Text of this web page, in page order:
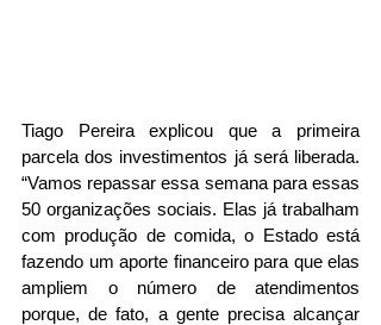
Tiago Pereira explicou que a primeira
parcela dos investimentos já será liberada.
“Vamos repassar essa semana para essas
50 organizações sociais. Elas já trabalham
com produção de comida, o Estado está
fazendo um aporte financeiro para que elas
ampliem o número de atendimentos
porque, de fato, a gente precisa alcançar